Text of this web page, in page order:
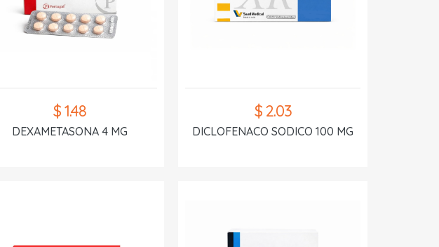
$ 1.48
DEXAMETASONA 4 MG
$ 2.03
DICLOFENACO SODICO 100 MG